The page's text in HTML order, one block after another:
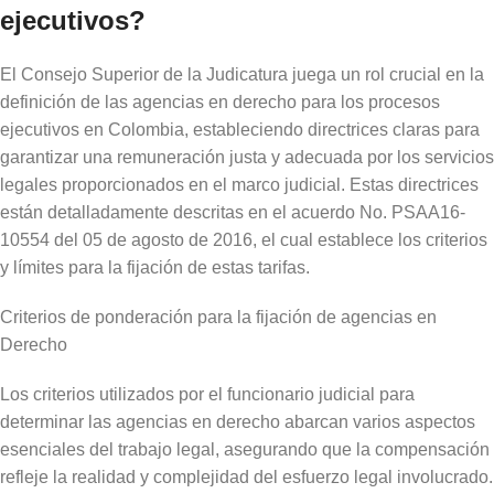
ejecutivos?
El Consejo Superior de la Judicatura juega un rol crucial en la
definición de las agencias en derecho para los procesos
ejecutivos en Colombia, estableciendo directrices claras para
garantizar una remuneración justa y adecuada por los servicios
legales proporcionados en el marco judicial. Estas directrices
están detalladamente descritas en el acuerdo No. PSAA16-
10554 del 05 de agosto de 2016, el cual establece los criterios
y límites para la fijación de estas tarifas.
Criterios de ponderación para la fijación de agencias en
Derecho
Los criterios utilizados por el funcionario judicial para
determinar las agencias en derecho abarcan varios aspectos
esenciales del trabajo legal, asegurando que la compensación
refleje la realidad y complejidad del esfuerzo legal involucrado.